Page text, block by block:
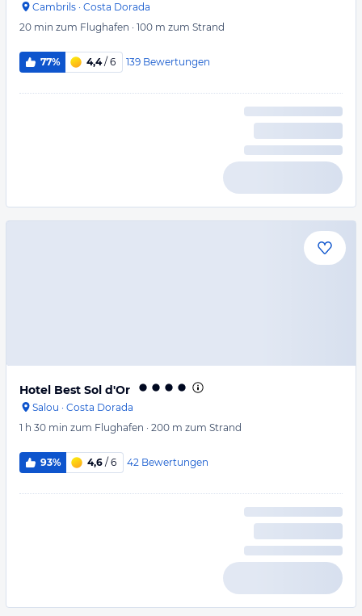
Cambrils · Costa Dorada
20 min zum Flughafen · 100 m zum Strand
77% 4,4/ 6 139 Bewertungen
Hotel Best Sol d'Or
Salou · Costa Dorada
1 h 30 min zum Flughafen · 200 m zum Strand
93% 4,6 / 6 42 Bewertungen